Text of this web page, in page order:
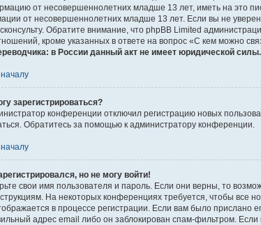
от несовершеннолетних младше 13 лет, иметь на это
от несовершеннолетних младше 13 лет. Если вы не
Обратите внимание, что phpBB Limited
кроме указанных в ответе на вопрос «С кем можно
в России данный акт не имеет юридической силы.
зарегистрироваться?
конференции отключил регистрацию новых
Обратитесь за помощью к администратору конференции.
но не могу войти!
свои имя пользователя и пароль. Если они верны, то
На некоторых конференциях требуется, чтобы все
в процессе регистрации. Если вам было прислано
адрес email либо он заблокирован спам-фильтром.